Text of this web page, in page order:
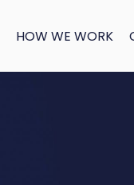
HOW WE WORK